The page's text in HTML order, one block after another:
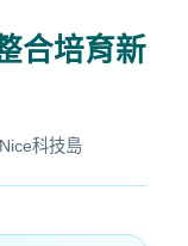
合培育新
科技島